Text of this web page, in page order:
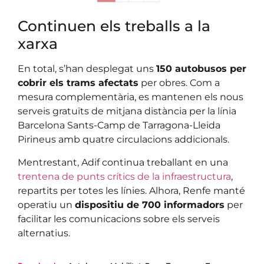
Continuen els treballs a la
xarxa
En total, s’han desplegat uns 150 autobusos per
cobrir els trams afectats per obres. Com a
mesura complementària, es mantenen els nous
serveis gratuïts de mitjana distància per la línia
Barcelona Sants-Camp de Tarragona-Lleida
Pirineus amb quatre circulacions addicionals.
Mentrestant, Adif continua treballant en una
trentena de punts crítics de la infraestructura,
repartits per totes les línies. Alhora, Renfe manté
operatiu un dispositiu de 700 informadors per
facilitar les comunicacions sobre els serveis
alternatius.